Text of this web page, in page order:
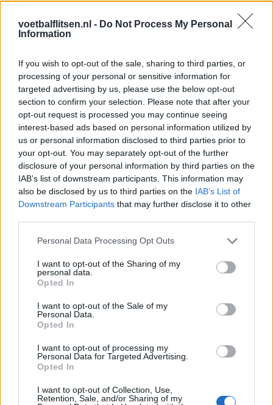
voetbalflitsen.nl - Do Not Process My Personal
Information
If you wish to opt-out of the sale, sharing to third parties, or
processing of your personal or sensitive information for
targeted advertising by us, please use the below opt-out
section to confirm your selection. Please note that after your
opt-out request is processed you may continue seeing
interest-based ads based on personal information utilized by
us or personal information disclosed to third parties prior to
your opt-out. You may separately opt-out of the further
disclosure of your personal information by third parties on the
IAB’s list of downstream participants. This information may
also be disclosed by us to third parties on the IAB’s List of
Downstream Participants that may further disclose it to other
Personal Data Processing Opt Outs
I want to opt-out of the Sharing of my
personal data.
Opted In
I want to opt-out of the Sale of my
Personal Data.
Opted In
I want to opt-out of processing my
Personal Data for Targeted Advertising.
Opted In
I want to opt-out of Collection, Use,
Retention, Sale, and/or Sharing of my
Ajax: 'Hier gaan fans van genieten'
Resterend oefenprogramma Ajax: waar zijn de
duels te zien
Ajax groeit onder Míchel, maar transfermarkt
blijft cruciaal
Ajax-talent Mohamed Abdalla schrijft Europese
geschiedenis
Shane Kluivert krijgt kans van Flick en begint in
de basis bij FC Barcelona
Ouazane met Lionel Messi
Ajax zet grote stap richting volgende ronde na
ruime zege op Vojvodina
Dusan Tadic kijkt met bijzondere gevoelens naar
Ajax - Vojvodina
Zo veranderde de relatie tussen Rafael van der